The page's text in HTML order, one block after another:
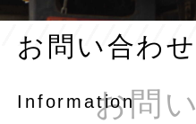
お問い合わせ
Information
お問